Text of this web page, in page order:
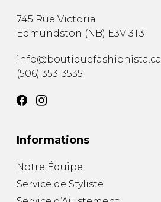
745 Rue Victoria
Edmundston (NB) E3V 3T3
info@boutiquefashionista.ca
(506) 353-3535
Informations
Notre Équipe
Service de Styliste